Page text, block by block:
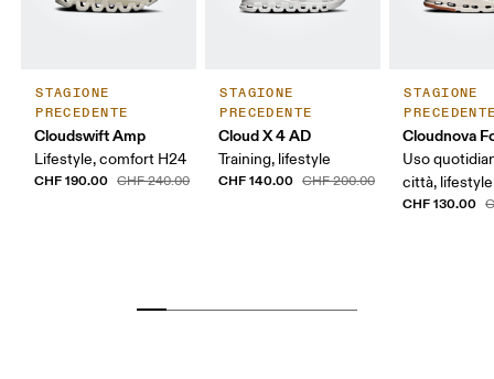
STAGIONE
PRECEDENTE
Cloudswift Amp
Lifestyle, comfort H24
CHF 190.00 CHF 240.00
STAGIONE
PRECEDENTE
Cloud X 4 AD
Training, lifestyle
CHF 140.00 CHF 200.00
STAGIONE
Cloudnova
Uso
città, lifestyle
CHF 130.00